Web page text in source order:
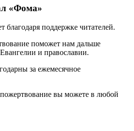
«Фома»
благодаря поддержке читателей.
поможет нам дальше
и православии.
за ежемесячное
вы можете в любой